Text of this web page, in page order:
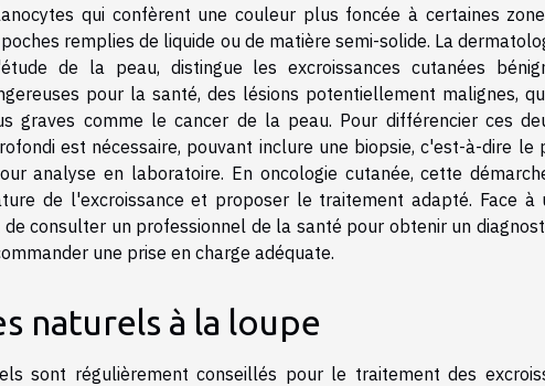
qui confèrent une couleur plus foncée à certaines
remplies de liquide ou de matière semi-solide. La
de la peau, distingue les excroissances cutanées
pour la santé, des lésions potentiellement malignes,
graves comme le cancer de la peau. Pour différencier ces
est nécessaire, pouvant inclure une biopsie, c'est-à-dire le
analyse en laboratoire. En oncologie cutanée, cette
de l'excroissance et proposer le traitement adapté. Face à
consulter un professionnel de la santé pour obtenir un
une prise en charge adéquate.
naturels à la loupe
sont régulièrement conseillés pour le traitement des